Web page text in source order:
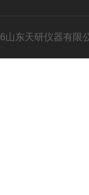
山东天研仪器有限